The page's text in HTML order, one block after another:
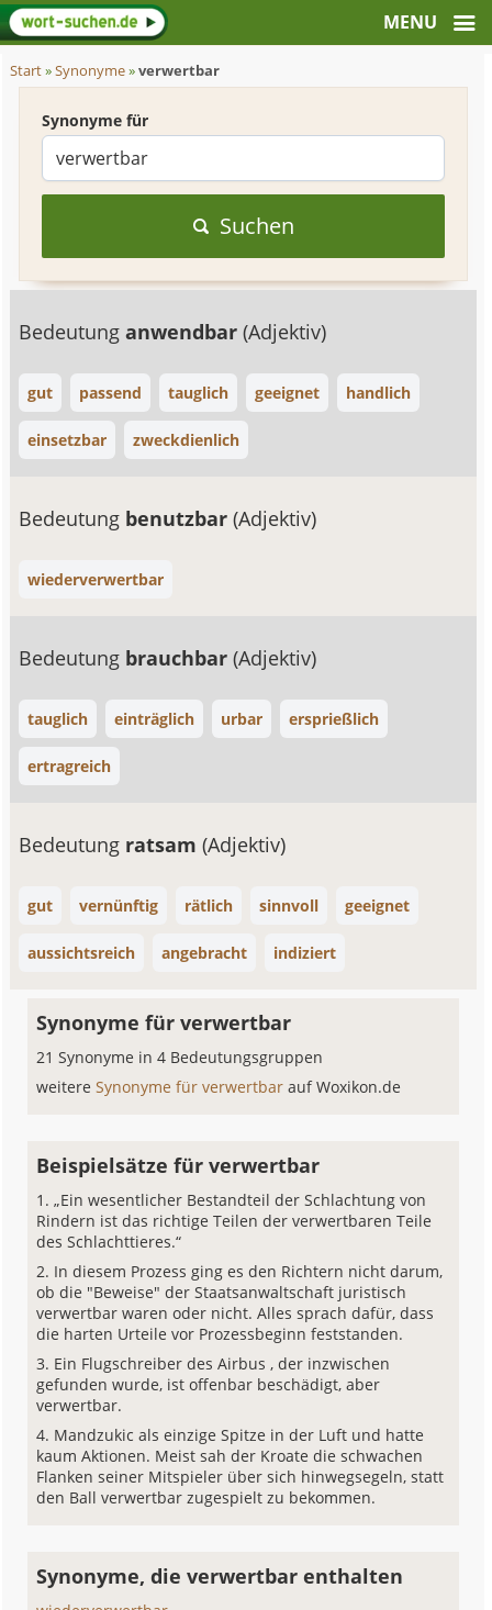
Start»Synonyme»verwertbar
Synonyme für
Suchen
Bedeutunganwendbar(Adjektiv)
gut passend tauglich geeignet handlich
einsetzbar zweckdienlich
Bedeutung benutzbar(Adjektiv)
wiederverwertbar
Bedeutung brauchbar(Adjektiv)
tauglich einträglich urbar ersprießlich
ertragreich
Bedeutung ratsam(Adjektiv)
gut vernünftig rätlich sinnvoll geeignet
aussichtsreich angebracht indiziert
Synonyme für verwertbar
21 Synonyme in 4 Bedeutungsgruppen
weitereSynonyme für verwertbarauf Woxikon.de
Beispielsätze für verwertbar
„Ein wesentlicher Bestandteil der Schlachtung von
Rindern ist das richtige Teilen der verwertbaren Teile
des Schlachttieres.“
In diesem Prozess ging es den Richtern nicht darum,
ob die "Beweise" der Staatsanwaltschaft juristisch
verwertbar waren oder nicht. Alles sprach dafür, dass
die harten Urteile vor Prozessbeginn feststanden.
Ein Flugschreiber des Airbus , der inzwischen
gefunden wurde, ist offenbar beschädigt, aber
verwertbar.
Mandzukic als einzige Spitze in der Luft und hatte
kaum Aktionen. Meist sah der Kroate die schwachen
Flanken seiner Mitspieler über sich hinwegsegeln, statt
den Ball verwertbar zugespielt zu bekommen.
Synonyme, die verwertbar enthalten